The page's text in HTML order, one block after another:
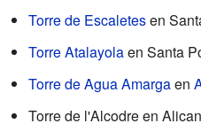
Torre de Escaletesen
Torre Atalayolaen Santa
Torre de Agua Amargaen
Torre de l'Alcodre en